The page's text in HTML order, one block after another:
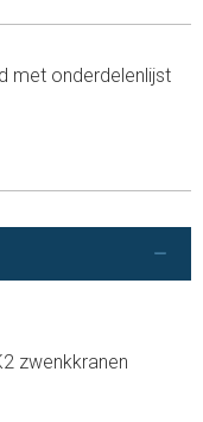
met onderdelenlijst
zwenkkranen